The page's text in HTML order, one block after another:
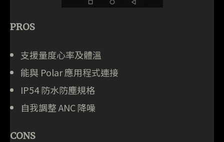
PROS
支援量度心率及體溫
能與 Polar 應用程式連接
IP54 防水防塵規格
自我調整 ANC 降噪
CONS